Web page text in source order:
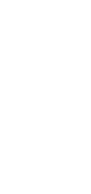
Spokojne
drewnianymi
Dzięki
mieszkaniu,
Listwa
Konstrukcja
przestrzeń nie
Przebieg
Instalacje
Wymiary